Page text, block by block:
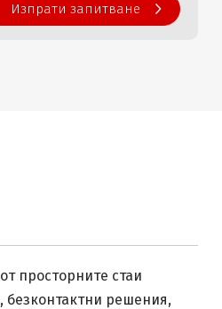
Изпрати запитване
просторните стаи
безконтактни решения,